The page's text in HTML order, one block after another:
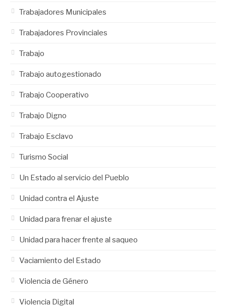
Trabajadores Municipales
Trabajadores Provinciales
Trabajo
Trabajo autogestionado
Trabajo Cooperativo
Trabajo Digno
Trabajo Esclavo
Turismo Social
Un Estado al servicio del Pueblo
Unidad contra el Ajuste
Unidad para frenar el ajuste
Unidad para hacer frente al saqueo
Vaciamiento del Estado
Violencia de Género
Violencia Digital